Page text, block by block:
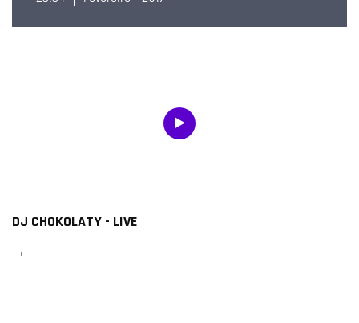
DJ CHOKOLATY - LIVE